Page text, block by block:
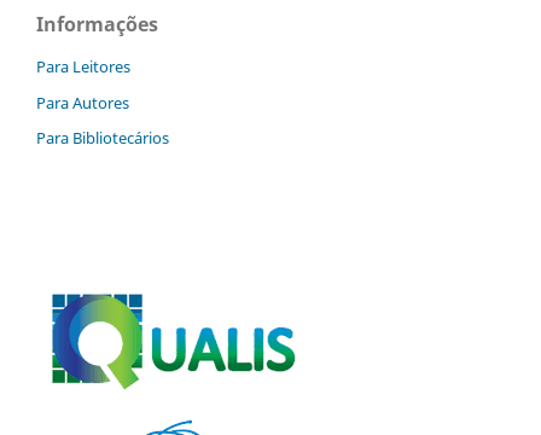
Informações
Para Leitores
Para Autores
Para Bibliotecários